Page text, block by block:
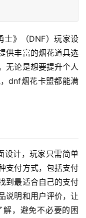
士》（DNF）玩家设
供丰富的烟花道具选
无论是想要提升个人
dnf烟花卡盟都能满
设计，玩家只需简单
支付方式，包括支付
到最适合自己的支付
说明和用户评价，让
，避免不必要的困